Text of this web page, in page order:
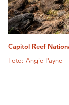
Capitol Reef
Foto: Angie Payne